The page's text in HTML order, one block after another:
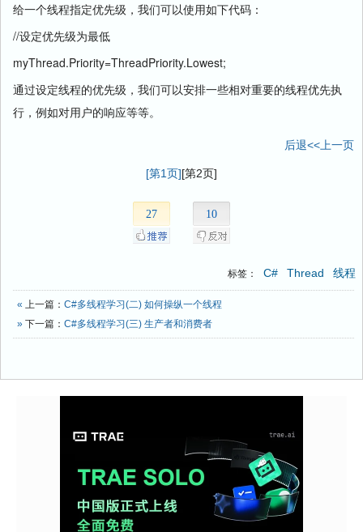
给一个线程指定优先级，我们可以使用如下代码：
//设定优先级为最低
myThread.Priority=ThreadPriority.Lowest;
通过设定线程的优先级，我们可以安排一些相对重要的线程优先执
行，例如对用户的响应等等。
后退<<上一页
[第1页][第2页]
27 10
标签： C# Thread 线程
« 上一篇： C#多线程学习(二) 如何操纵一个线程
» 下一篇： C#多线程学习(三) 生产者和消费者